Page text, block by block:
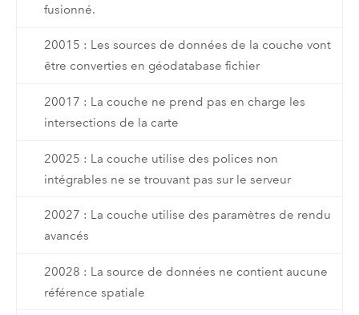
fusionné.
20015 : Les sources de données de la couche vont
être converties en géodatabase fichier
20017 : La couche ne prend pas en charge les
intersections de la carte
20025 : La couche utilise des polices non
intégrables ne se trouvant pas sur le serveur
20027 : La couche utilise des paramètres de rendu
avancés
20028 : La source de données ne contient aucune
référence spatiale